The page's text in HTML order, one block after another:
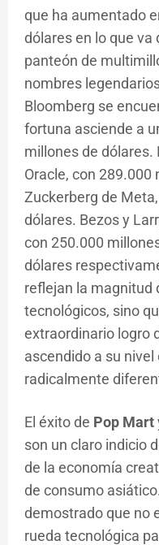
que ha aumentado
dólares en lo que va
panteón de
nombres
Bloomberg se
fortuna asciende a
millones de dólares.
Oracle, con 289.000
Zuckerberg de
dólares. Bezos y
con 250.000
dólares
reflejan la magnitud
tecnológicos, sino
extraordinario logro
ascendido a su
radicalmente
El éxito de Pop Mart
son un claro indicio
de la economía
de consumo
demostrado que no
rueda tecnológica